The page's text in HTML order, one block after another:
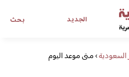
بحث الجديد
للفتاة العصرية
السعودية›متى موعد اليوم